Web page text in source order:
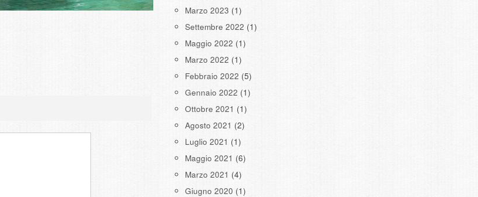
Marzo 2023 (1)
Settembre 2022 (1)
Maggio 2022 (1)
Marzo 2022 (1)
Febbraio 2022 (5)
Gennaio 2022 (1)
Ottobre 2021 (1)
Agosto 2021 (2)
Luglio 2021 (1)
Maggio 2021 (6)
Marzo 2021 (4)
Giugno 2020 (1)